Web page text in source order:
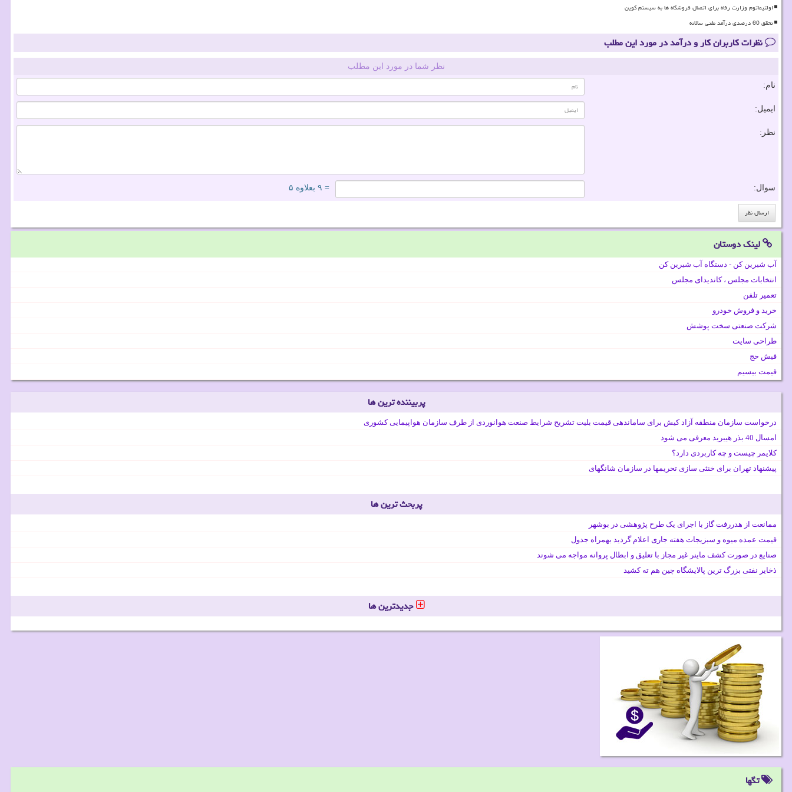
اولتیماتوم وزارت رفاه برای اتصال فروشگاه ها به سیستم کوپن
تحقق 60 درصدی درآمد نفتی سالانه
نظرات کاربران کار و درآمد در مورد این مطلب
نظر شما در مورد این مطلب
نام:
ایمیل:
نظر:
سوال: = ۹ بعلاوه ۵
لینک دوستان
آب شیرین کن - دستگاه آب شیرین کن
انتخابات مجلس ، کاندیدای مجلس
تعمیر تلفن
خرید و فروش خودرو
شرکت صنعتی سخت پوشش
طراحی سایت
فیش حج
قیمت بیسیم
پربیننده ترین ها
درخواست سازمان منطقه آزاد کیش برای ساماندهی قیمت بلیت تشریح شرایط صنعت هوانوردی از طرف سازمان هواپیمایی کشوری
امسال 40 بذر هیبرید معرفی می شود
کلایمر چیست و چه کاربردی دارد؟
پیشنهاد تهران برای خنثی سازی تحریمها در سازمان شانگهای
پربحث ترین ها
ممانعت از هدررفت گاز با اجرای یک طرح پژوهشی در بوشهر
قیمت عمده میوه و سبزیجات هفته جاری اعلام گردید بهمراه جدول
صنایع در صورت کشف ماینر غیر مجاز با تعلیق و ابطال پروانه مواجه می شوند
ذخایر نفتی بزرگ ترین پالایشگاه چین هم ته کشید
جدیدترین ها
تگها